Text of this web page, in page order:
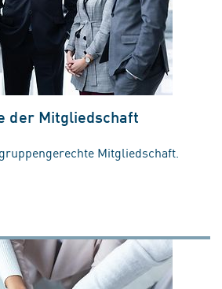
der Mitgliedschaft
Mitgliedschaft.